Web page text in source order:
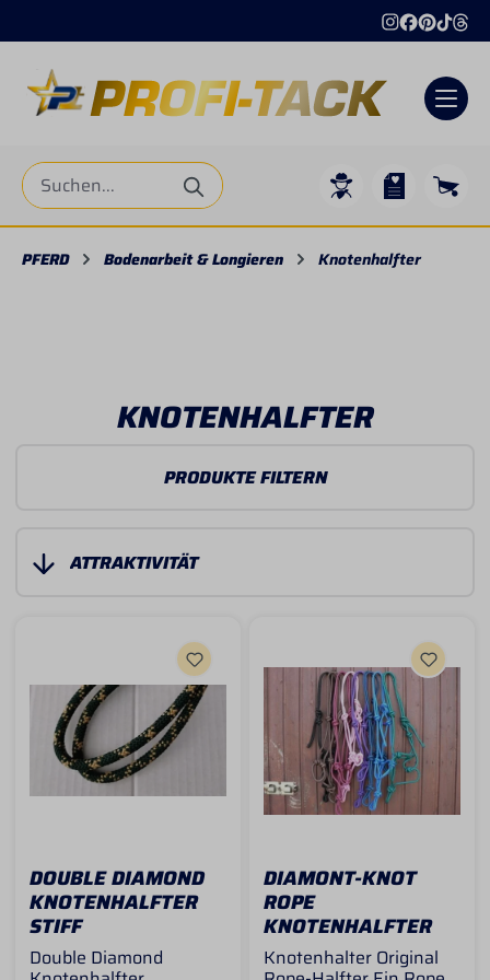
PFERD Bodenarbeit & Longieren Knotenhalfter
KNOTENHALFTER
PRODUKTE FILTERN
DOUBLE DIAMOND
KNOTENHALFTER
STIFF
Double Diamond
DIAMONT-KNOT
ROPE
KNOTENHALFTER
Knotenhalter Original